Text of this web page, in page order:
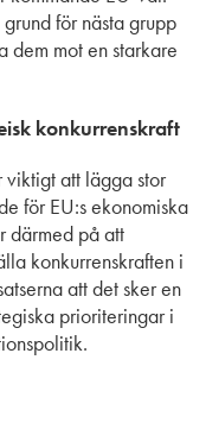
för nästa grupp
dem mot en starkare
konkurrenskraft
viktigt att lägga stor
för EU:s ekonomiska
därmed på att
konkurrenskraften i
att det sker en
prioriteringar i